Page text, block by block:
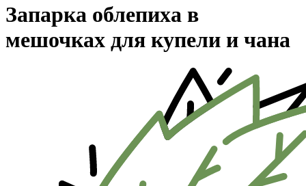
Запарка облепиха в
мешочках для купели и чана